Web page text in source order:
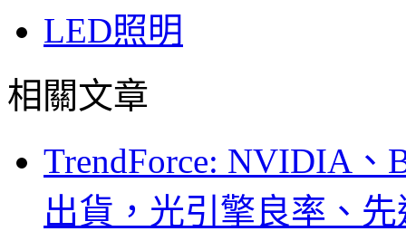
LED照明
相關文章
TrendForce: NVIDIA、
出貨，光引擎良率、